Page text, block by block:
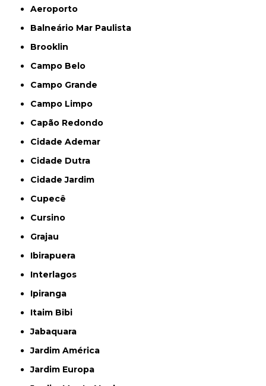
Aeroporto
Balneário Mar Paulista
Brooklin
Campo Belo
Campo Grande
Campo Limpo
Capão Redondo
Cidade Ademar
Cidade Dutra
Cidade Jardim
Cupecê
Cursino
Grajau
Ibirapuera
Interlagos
Ipiranga
Itaim Bibi
Jabaquara
Jardim América
Jardim Europa